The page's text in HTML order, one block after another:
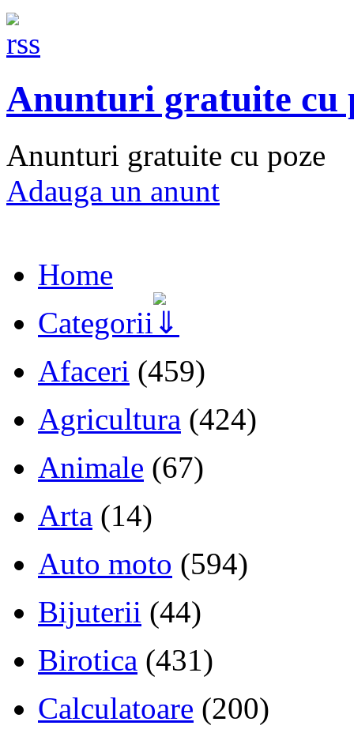
Anunturi gratuite cu
Anunturi gratuite cu poze
Adauga un anunt
Home
Categorii
Afaceri (459)
Agricultura (424)
Animale (67)
Arta (14)
Auto moto (594)
Bijuterii (44)
Birotica (431)
Calculatoare (200)